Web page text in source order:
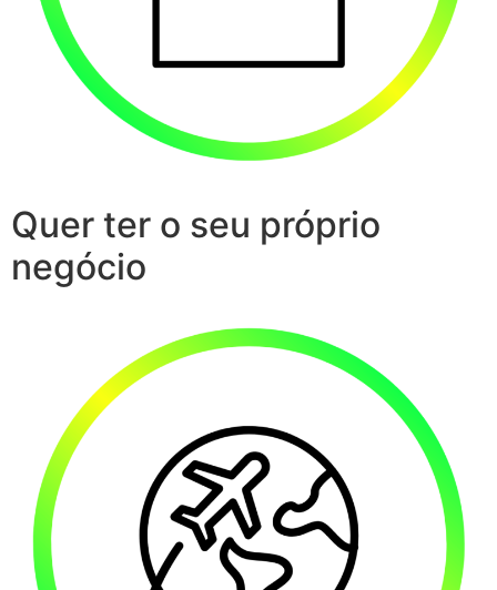
Quer ter o seu próprio
negócio